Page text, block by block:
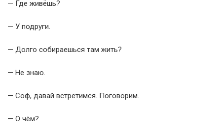
— Где живёшь?
— У подруги.
— Долго собираешься там жить?
— Не знаю.
— Соф, давай встретимся. Поговорим.
— О чём?